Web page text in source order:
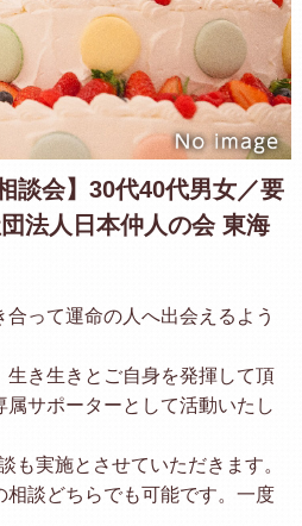
談会】30代40代男女／要
法人日本仲人の会 東海
って運命の人へ出会えるよう
生き生きとご自身を発揮して頂
サポーターとして活動いたし
も実施とさせていただきます。
相談どちらでも可能です。一度